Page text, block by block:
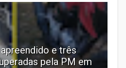
e três
pela PM em